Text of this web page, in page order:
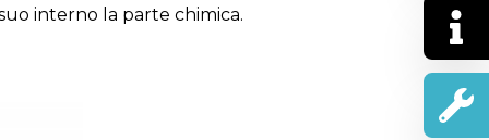
interno la parte chimica.